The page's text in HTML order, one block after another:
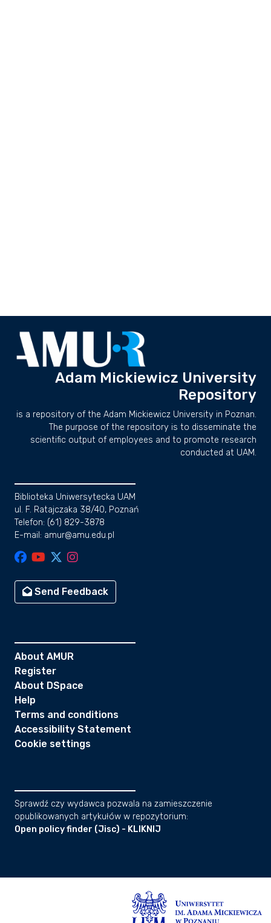
Adam Mickiewicz University
Repository
is a repository of the Adam Mickiewicz University in Poznan.
The purpose of the repository is to disseminate the
scientific output of employees and to promote research
conducted at UAM.
Biblioteka Uniwersytecka UAM
ul. F. Ratajczaka 38/40, Poznań
Telefon: (61) 829-3878
E-mail: amur@amu.edu.pl
Send Feedback
About AMUR
Register
About DSpace
Help
Terms and conditions
Accessibility Statement
Cookie settings
Sprawdź czy wydawca pozwala na zamieszczenie
opublikowanych artykułów w repozytorium:
Open policy finder (Jisc) - KLIKNIJ